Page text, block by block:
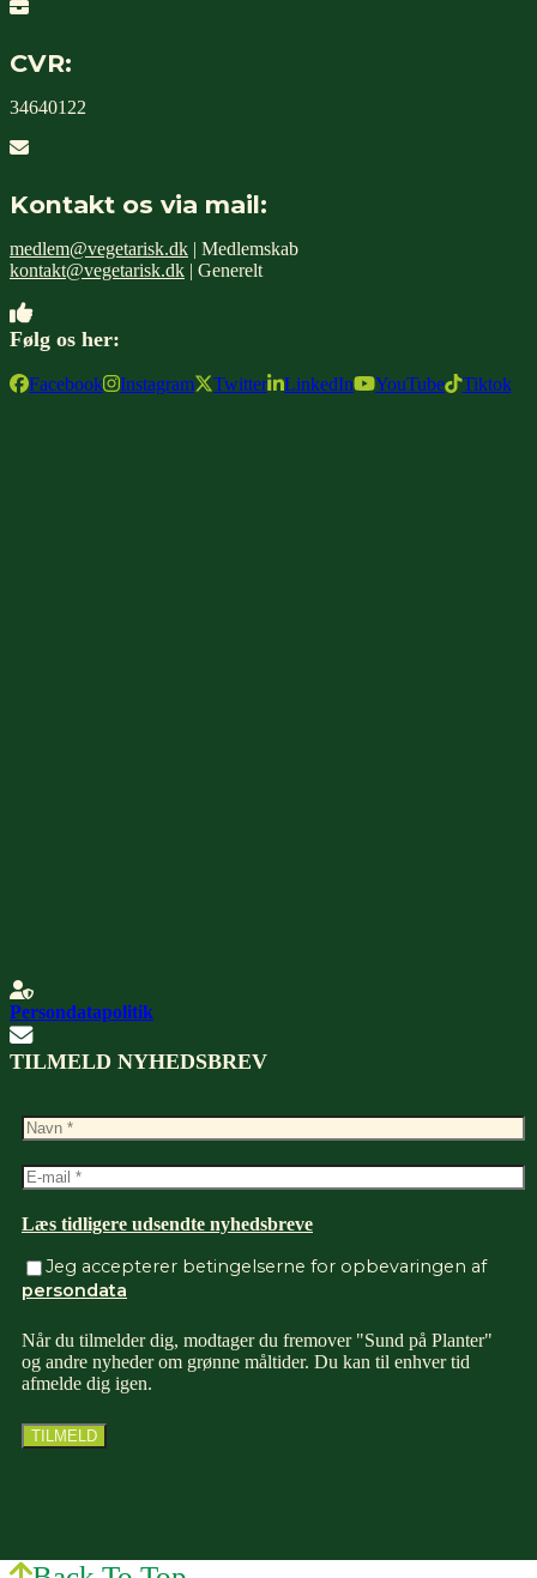
CVR:
34640122
Kontakt os via mail:
medlem@vegetarisk.dk | Medlemskab
kontakt@vegetarisk.dk | Generelt
Følg os her:
Facebook Instagram Twitter LinkedIn YouTube Tiktok
Persondatapolitik
TILMELD NYHEDSBREV
Læs tidligere udsendte nyhedsbreve
Jeg accepterer betingelserne for opbevaringen af
persondata
Når du tilmelder dig, modtager du fremover "Sund på Planter"
og andre nyheder om grønne måltider. Du kan til enhver tid
afmelde dig igen.